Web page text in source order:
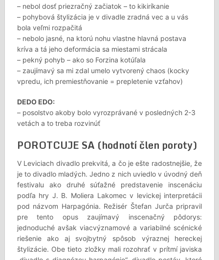
– nebol dosť priezračný začiatok – to kikiríkanie
– pohybová štylizácia je v divadle zradná vec a u vás
bola veľmi rozpačitá
– nebolo jasné, na ktorú nohu vlastne hlavná postava
kríva a tá jeho deformácia sa miestami strácala
– pekný pohyb – ako so Forzina kotúľala
– zaujímavý sa mi zdal umelo vytvorený chaos (kocky
vpredu, ich premiestňovanie = prepletenie vzťahov)
DEDO EDO:
– posolstvo akoby bolo vyrozprávané v posledných 2-3
vetách a to treba rozvinúť
POROTCUJE SA (hodnotí člen poroty)
V Leviciach divadlo prekvitá, a čo je ešte radostnejšie, že
je to divadlo mladých. Jedno z nich uviedlo v úvodný deň
festivalu ako druhé súťažné predstavenie inscenáciu
podľa hry J. B. Moliera Lakomec v levickej interpretácii
pod názvom Harpagónia. Režisér Štefan Jurča pripravil
pre tento opus zaujímavý inscenačný pôdorys:
jednoduché avšak viacvýznamové a variabilné scénické
riešenie ako aj svojbytný spôsob výraznej hereckej
štylizácie. Obe tieto zložky mali rozohrať v prítmí javiska